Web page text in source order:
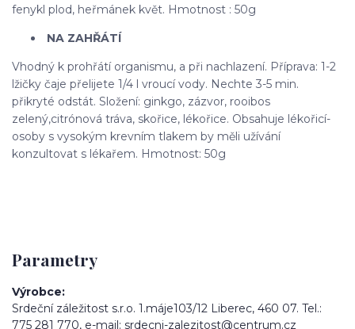
fenykl plod, heřmánek květ. Hmotnost : 50g
NA ZAHŘÁTÍ
Vhodný k prohřátí organismu, a při nachlazení. Příprava: 1-2
lžičky čaje přelijete 1/4 l vroucí vody. Nechte 3-5 min.
přikryté odstát. Složení: ginkgo, zázvor, rooibos
zelený,citrónová tráva, skořice, lékořice. Obsahuje lékořicí-
osoby s vysokým krevním tlakem by měli užívání
konzultovat s lékařem. Hmotnost: 50g
Parametry
Výrobce
Srdeční záležitost s.r.o. 1.máje103/12 Liberec, 460 07. Tel.:
775 281 770, e-mail: srdecni-zalezitost@centrum.cz